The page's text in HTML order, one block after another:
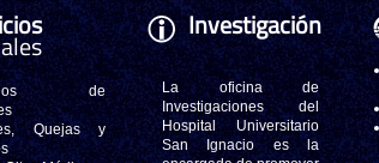
de
Quejas y
Investigación
La oficina de
Investigaciones del
Hospital Universitario
San Ignacio es la